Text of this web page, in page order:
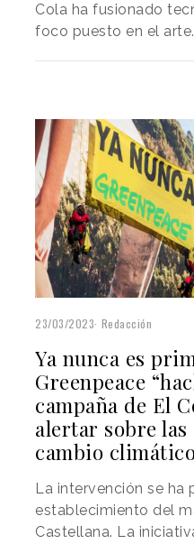
Cola ha fusionado
foco puesto en el arte.
23/03/2023 Redacción
Ya nunca es
Greenpeace
campaña de El
alertar sobre las
cambio
La intervención se ha
establecimiento del
Castellana. La